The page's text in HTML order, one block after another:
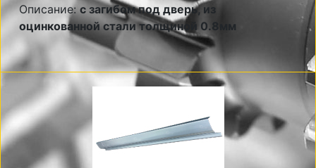
Описание: с загибом под дверь, из
оцинкованной стали толщиной 0.8мм